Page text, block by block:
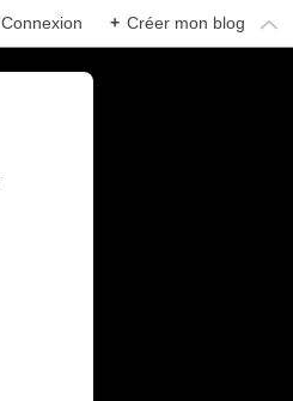
Connexion + Créer mon blog